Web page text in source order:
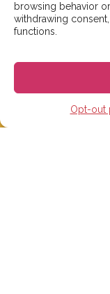
browsing behavior
withdrawing
functions.
Opt-out
FAQ
스페인어 수업료